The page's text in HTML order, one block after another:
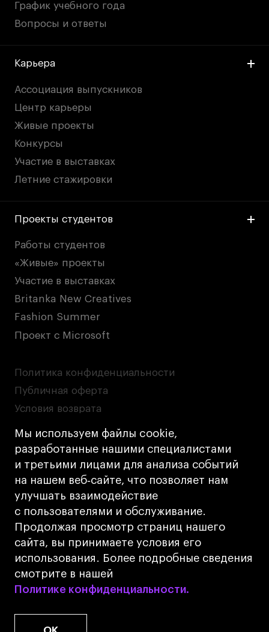
Мы используем файлы cookie,
разработанные нашими специалистами
и третьими лицами для анализа событий
на нашем веб‑сайте, что позволяет нам
улучшать взаимодействие
с пользователями и обслуживание.
Продолжая просмотр страниц нашего
сайта, вы принимаете условия его
использования. Более подробные сведения
смотрите в нашей
Политике конфиденциальности.
Политике конфиденциальности.
График учебного года
Вопросы и ответы
Карьера
Ассоциация выпускников
Центр карьеры
Живые проекты
Конкурсы
Участие в выставках
Летние стажировки
Проекты студентов
Работы студентов
«Живые» проекты
Участие в выставках
Britanka New Creatives
Fashion Summer
Проект с Microsoft
© 2026 БВШД
Политика конфиденциальности
Публичная оферта
Условия возврата
Кредит на образование с господдержкой
Лицензия на осуществление образовательной
деятельности АНО ВО «Универсальный
Университет»
Карта сайта
Дизайн
Разработка